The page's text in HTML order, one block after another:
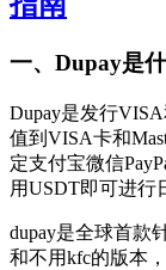
一、Dupay是
Dupay是发行
值到VISA卡和
定支付宝微信
用USDT即可进行
dupay是全球首款
和不用kfc的版本